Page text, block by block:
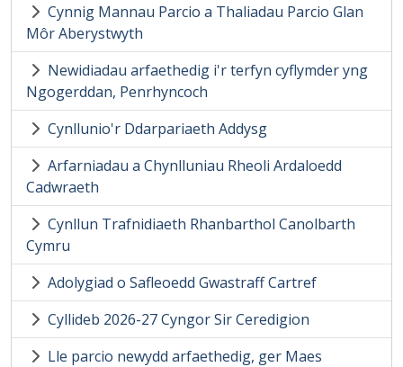
Cynnig Mannau Parcio a Thaliadau Parcio Glan
Môr Aberystwyth
Newidiadau arfaethedig i'r terfyn cyflymder yng
Ngogerddan, Penrhyncoch
Cynllunio'r Ddarpariaeth Addysg
Arfarniadau a Chynlluniau Rheoli Ardaloedd
Cadwraeth
Cynllun Trafnidiaeth Rhanbarthol Canolbarth
Cymru
Adolygiad o Safleoedd Gwastraff Cartref
Cyllideb 2026-27 Cyngor Sir Ceredigion
Lle parcio newydd arfaethedig, ger Maes